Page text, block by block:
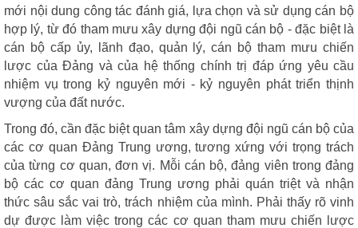
mới nội dung công tác đánh giá, lựa chọn và sử dụng cán bộ
hợp lý, từ đó tham mưu xây dựng đội ngũ cán bộ - đặc biệt là
cán bộ cấp ủy, lãnh đạo, quản lý, cán bộ tham mưu chiến
lược của Đảng và của hệ thống chính trị đáp ứng yêu cầu
nhiệm vụ trong kỷ nguyên mới - kỷ nguyên phát triển thịnh
vượng của đất nước.
Trong đó, cần đặc biệt quan tâm xây dựng đội ngũ cán bộ của
các cơ quan Đảng Trung ương, tương xứng với trọng trách
của từng cơ quan, đơn vị. Mỗi cán bộ, đảng viên trong đảng
bộ các cơ quan đảng Trung ương phải quán triệt và nhận
thức sâu sắc vai trò, trách nhiệm của mình. Phải thấy rõ vinh
dự được làm việc trong các cơ quan tham mưu chiến lược